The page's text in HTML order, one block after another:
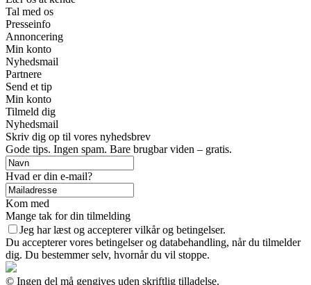
Tal med os
Presseinfo
Annoncering
Min konto
Nyhedsmail
Partnere
Send et tip
Min konto
Tilmeld dig
Nyhedsmail
Skriv dig op til vores nyhedsbrev
Gode tips. Ingen spam. Bare brugbar viden – gratis.
Hvad er din e-mail?
Kom med
Mange tak for din tilmelding
Jeg har læst og accepterer vilkår og betingelser.
Du accepterer vores betingelser og databehandling, når du tilmelder
dig. Du bestemmer selv, hvornår du vil stoppe.
© Ingen del må gengives uden skriftlig tilladelse.